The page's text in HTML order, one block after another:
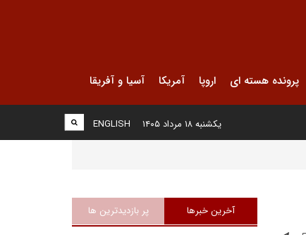
پرونده هسته ای اروپا آمریکا آسیا و آفریقا
ENGLISH یکشنبه ۱۸ مرداد ۱۴۰۵
آخرین خبرها پر بازدیدترین ها